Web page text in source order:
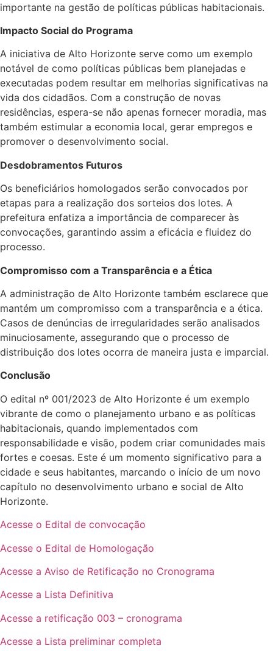
importante na gestão de políticas públicas habitacionais.
Impacto Social do Programa
A iniciativa de Alto Horizonte serve como um exemplo
notável de como políticas públicas bem planejadas e
executadas podem resultar em melhorias significativas na
vida dos cidadãos. Com a construção de novas
residências, espera-se não apenas fornecer moradia, mas
também estimular a economia local, gerar empregos e
promover o desenvolvimento social.
Desdobramentos Futuros
Os beneficiários homologados serão convocados por
etapas para a realização dos sorteios dos lotes. A
prefeitura enfatiza a importância de comparecer às
convocações, garantindo assim a eficácia e fluidez do
processo.
Compromisso com a Transparência e a Ética
A administração de Alto Horizonte também esclarece que
mantém um compromisso com a transparência e a ética.
Casos de denúncias de irregularidades serão analisados
minuciosamente, assegurando que o processo de
distribuição dos lotes ocorra de maneira justa e imparcial.
Conclusão
O edital nº 001/2023 de Alto Horizonte é um exemplo
vibrante de como o planejamento urbano e as políticas
habitacionais, quando implementados com
responsabilidade e visão, podem criar comunidades mais
fortes e coesas. Este é um momento significativo para a
cidade e seus habitantes, marcando o início de um novo
capítulo no desenvolvimento urbano e social de Alto
Horizonte.
Acesse o Edital de convocação
Acesse o Edital de Homologação
Acesse a Aviso de Retificação no Cronograma
Acesse a Lista Definitiva
Acesse a retificação 003 – cronograma
Acesse a Lista preliminar completa